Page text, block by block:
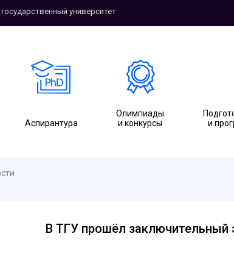
университет
Аспирантура
Олимпиады
и конкурсы
и
В ТГУ прошёл заключительный